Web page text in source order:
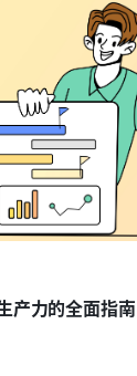
产力的全面指南